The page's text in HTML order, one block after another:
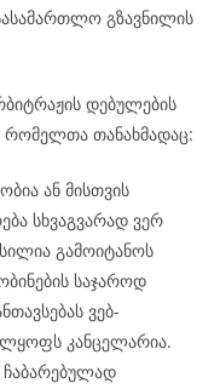
გზავნილის
დებულების
რომელთა თანახმადაც:
ან მისთვის
სხვაგვარად ვერ
გამოიტანოს
საჯაროდ
ვებ-
კანცელარია.
ჩაბარებულად